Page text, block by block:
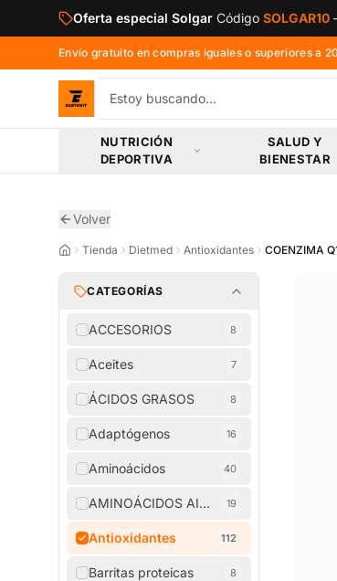
Saltar al contenido principal
Oferta especial Solgar Código SOLGAR10
Envío gratuito en compras iguales o superiores a
NUTRICIÓN
DEPORTIVA
SALUD Y
BIENESTAR
Volver
Tienda Dietmed Antioxidantes COENZIMA
CATEGORÍAS
ACCESORIOS 8
Aceites 7
ÁCIDOS GRASOS 8
Adaptógenos 16
Aminoácidos 40
AMINOÁCIDOS AISLADOS
19
Antioxidantes 112
Barritas proteicas 8